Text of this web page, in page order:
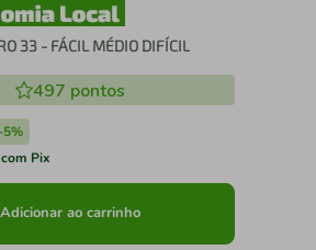
33 - FÁCIL MÉDIO DIFÍCIL
497 pontos
-5%
Pix
Adicionar ao carrinho